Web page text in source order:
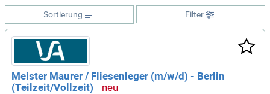
Filter
Sortierung
Meister Maurer / Fliesenleger (m/w/d) - Berlin
(Teilzeit/Vollzeit)